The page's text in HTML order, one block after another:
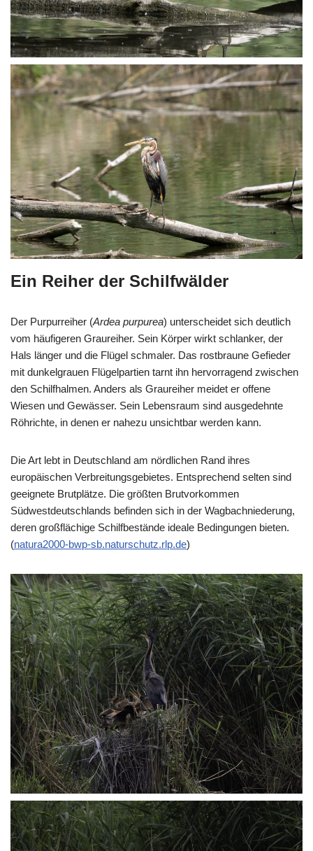
Ein Reiher der Schilfwälder
Der Purpurreiher (Ardea purpurea) unterscheidet sich deutlich
vom häufigeren Graureiher. Sein Körper wirkt schlanker, der
Hals länger und die Flügel schmaler. Das rostbraune Gefieder
mit dunkelgrauen Flügelpartien tarnt ihn hervorragend zwischen
den Schilfhalmen. Anders als Graureiher meidet er offene
Wiesen und Gewässer. Sein Lebensraum sind ausgedehnte
Röhrichte, in denen er nahezu unsichtbar werden kann.
Die Art lebt in Deutschland am nördlichen Rand ihres
europäischen Verbreitungsgebietes. Entsprechend selten sind
geeignete Brutplätze. Die größten Brutvorkommen
Südwestdeutschlands befinden sich in der Wagbachniederung,
deren großflächige Schilfbestände ideale Bedingungen bieten.
(natura2000-bwp-sb.naturschutz.rlp.de⁠)